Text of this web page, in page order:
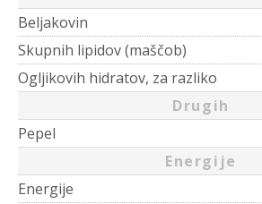
Beljakovin
Skupnih lipidov (maščob)
Ogljikovih hidratov, za razliko
Drugih
Pepel
Energije
Energije